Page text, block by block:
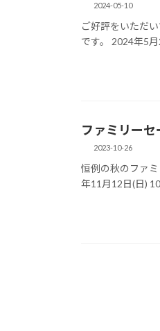
2024-05-10
ご好評をいただ
です。 2024年5
ファミリー
2023-10-26
恒例の秋のファ
年11月12日(日)